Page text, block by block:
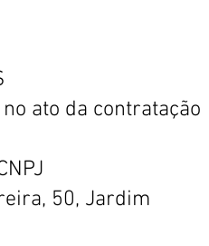
ato da contratação
50, Jardim